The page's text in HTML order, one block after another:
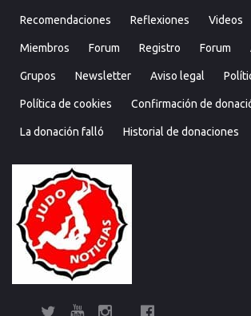
Recomendaciones Reflexiones Videos
Miembros Forum Registro Forum
Grupos Newsletter Aviso legal
Política de cookies Confirmación de
La donación falló Historial de donaciones